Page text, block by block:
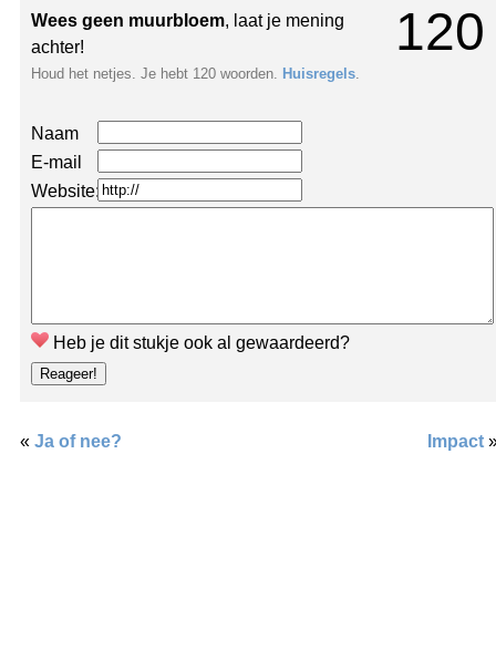
120
Wees geen muurbloem, laat je mening
achter!
Houd het netjes. Je hebt 120 woorden. Huisregels
Naam
E-mail
Website:
Heb je dit stukje ook al gewaardeerd?
« Ja of nee? Impact